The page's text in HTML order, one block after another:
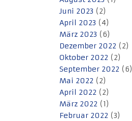
Juni 2023 (2)
April 2023 (4)
März 2023 (6)
Dezember 2022 (2)
Oktober 2022 (2)
September 2022 (6)
Mai 2022 (2)
April 2022 (2)
März 2022 (1)
Februar 2022 (3)